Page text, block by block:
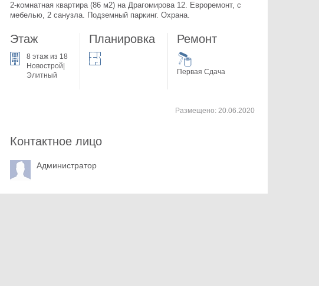
2-комнатная квартира (86 м2) на Драгомирова 12. Евроремонт, с
мебелью, 2 санузла. Подземный паркинг. Охрана.
Этаж
8 этаж из 18
Новострой|
Элитный
Планировка Ремонт
Первая Сдача
Контактное лицо
Администратор
Размещено:20.06.2020